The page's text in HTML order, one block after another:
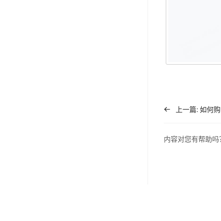
上一篇: 如何
内容对您有帮助吗